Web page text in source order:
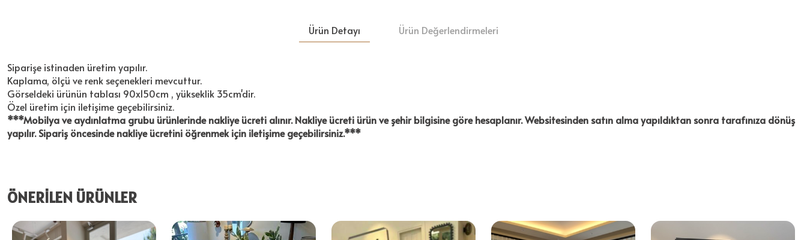
Ürün Detayı Ürün Değerlendirmeleri
Siparişe istinaden üretim yapılır.
Kaplama, ölçü ve renk seçenekleri mevcuttur.
Görseldeki ürünün tablası 90x150cm , yükseklik 35cm'dir.
Özel üretim için iletişime geçebilirsiniz.
***Mobilya ve aydınlatma grubu ürünlerinde nakliye ücreti alınır. Nakliye ücreti ürün ve şehir bilgisine göre hesaplanır. Websitesinden satın alma yapıldıktan sonra tarafınıza dönüş
yapılır. Sipariş öncesinde nakliye ücretini öğrenmek için iletişime geçebilirsiniz.***
ÖNERİLEN ÜRÜNLER